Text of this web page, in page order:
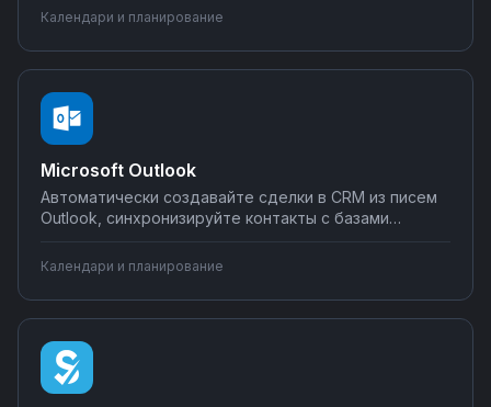
внешними системами. Настройте интеграцию Acuity
Scheduling с любыми инструментами через Nodul —
без программирования за несколько минут.
Календари и планирование
Microsoft Outlook
Автоматически создавайте сделки в CRM из писем
Outlook, синхронизируйте контакты с базами
мессенджеры и дублируйте события календаря в
планировщики задач. Настраивайте интеграции
Outlook без программирования на Nodul — от
простых уведомлений до сложных бизнес-
процессов.
Календари и планирование